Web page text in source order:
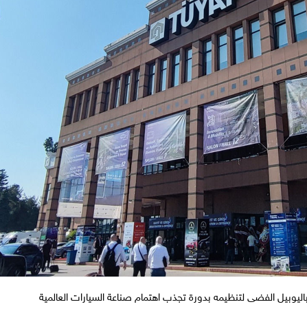
الفضى لتنظيمه بدورة تجذب اهتمام صناعة السيارات العالمية